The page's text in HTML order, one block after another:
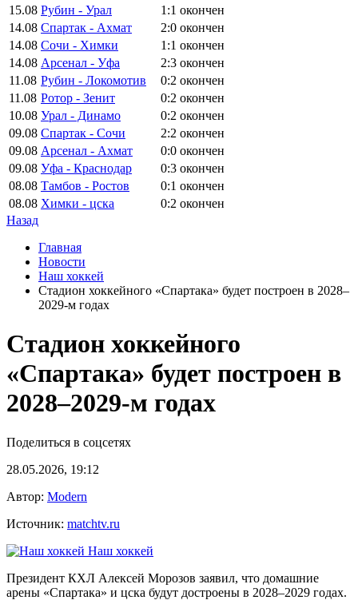
15.08 Рубин - Урал 1:1 окончен
14.08 Спартак - Ахмат 2:0 окончен
14.08 Сочи - Химки 1:1 окончен
14.08 Арсенал - Уфа 2:3 окончен
11.08 Рубин - Локомотив 0:2 окончен
11.08 Ротор - Зенит 0:2 окончен
10.08 Урал - Динамо 0:2 окончен
09.08 Спартак - Сочи 2:2 окончен
09.08 Арсенал - Ахмат 0:0 окончен
09.08 Уфа - Краснодар 0:3 окончен
08.08 Тамбов - Ростов 0:1 окончен
08.08 Химки - цска 0:2 окончен
Назад
Главная
Новости
Наш хоккей
Стадион хоккейного «Спартака» будет построен в 2028–
2029‑м годах
Стадион хоккейного
«Спартака» будет построен в
2028–2029‑м годах
Поделиться в соцсетях
28.05.2026, 19:12
Автор: Modern
Источник: matchtv.ru
Наш хоккей
Президент КХЛ Алексей Морозов заявил, что домашние
арены «Спартака» и цска будут достроены в 2028–2029 годах.